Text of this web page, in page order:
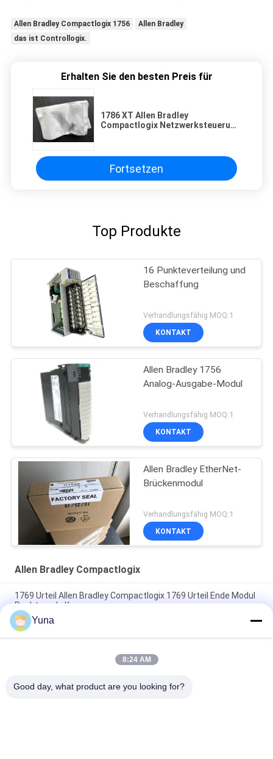
Allen Bradley Compactlogix 1756
Allen Bradley
das ist Controllogix.
Erhalten Sie den besten Preis für
1786 XT Allen Bradley
Compactlogix Netzwerksteuerung
Fortsetzen
Top Produkte
16 Punkteverteilung und
Beschaffung
Verhandlungsfähig MOQ:1
KONTAKT
Allen Bradley 1756
Analog-Ausgabe-Modul
Verhandlungsfähig MOQ:1
KONTAKT
Allen Bradley EtherNet-
Brückenmodul
Verhandlungsfähig MOQ:1
KONTAKT
Allen Bradley Compactlogix
1769 Urteil Allen Bradley Compactlogix 1769 Urteil Ende Modul
Rechtsende Kappe
Allen Bradley 1756 OA16I ControlLogix, 74-265V Isoliertes
Analog-Ausgangsmodul AC 16-Ch
1756 CN2R Allen Bradley Compactlogix Controllogix
Yuna
8:24 AM
Good day, what product are you looking for?